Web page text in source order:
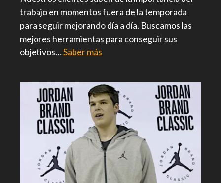
trabajo en momentos fuera de la temporada
para seguir mejorando día a día. Buscamos las
mejores herramientas para conseguir sus
objetivos…Saber más